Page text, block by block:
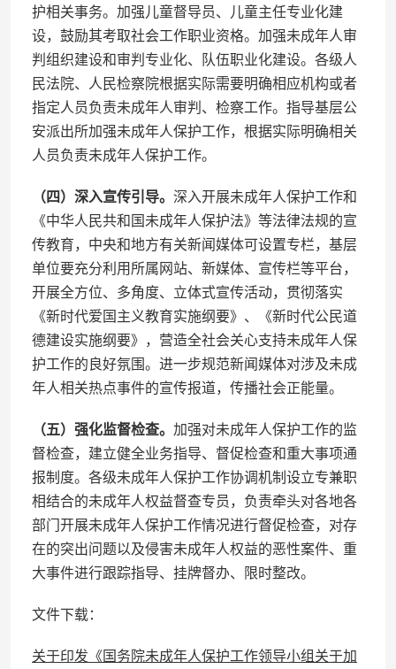
护相关事务。加强儿童督导员、儿童主任专业化建
设，鼓励其考取社会工作职业资格。加强未成年人审
判组织建设和审判专业化、队伍职业化建设。各级人
民法院、人民检察院根据实际需要明确相应机构或者
指定人员负责未成年人审判、检察工作。指导基层公
安派出所加强未成年人保护工作，根据实际明确相关
人员负责未成年人保护工作。
（四）深入宣传引导。 深入开展未成年人保护工作和
《中华人民共和国未成年人保护法》等法律法规的宣
传教育，中央和地方有关新闻媒体可设置专栏，基层
单位要充分利用所属网站、新媒体、宣传栏等平台，
开展全方位、多角度、立体式宣传活动，贯彻落实
《新时代爱国主义教育实施纲要》、《新时代公民道
德建设实施纲要》，营造全社会关心支持未成年人保
护工作的良好氛围。进一步规范新闻媒体对涉及未成
年人相关热点事件的宣传报道，传播社会正能量。
（五）强化监督检查。 加强对未成年人保护工作的监
督检查，建立健全业务指导、督促检查和重大事项通
报制度。各级未成年人保护工作协调机制设立专兼职
相结合的未成年人权益督查专员，负责牵头对各地各
部门开展未成年人保护工作情况进行督促检查，对存
在的突出问题以及侵害未成年人权益的恶性案件、重
大事件进行跟踪指导、挂牌督办、限时整改。
文件下载：
关于印发《国务院未成年人保护工作领导小组关于加